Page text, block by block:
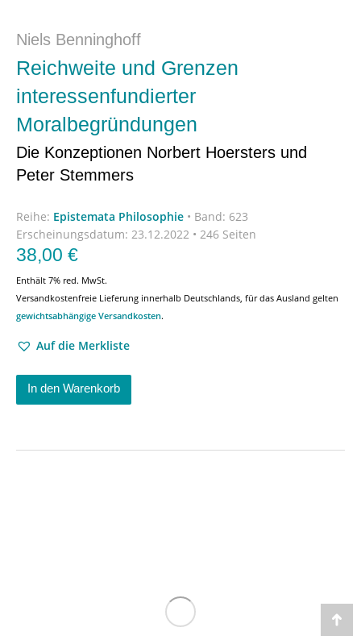
Niels Benninghoff
Reichweite und Grenzen
interessenfundierter
Moralbegründungen
Die Konzeptionen Norbert Hoersters und
Peter Stemmers
Reihe: Epistemata Philosophie • Band: 623
Erscheinungsdatum: 23.12.2022 • 246 Seiten
38,00 €
Enthält 7% red. MwSt.
Versandkostenfreie Lieferung innerhalb Deutschlands, für das Ausland gelten
gewichtsabhängige Versandkosten.
Auf die Merkliste
In den Warenkorb
Go